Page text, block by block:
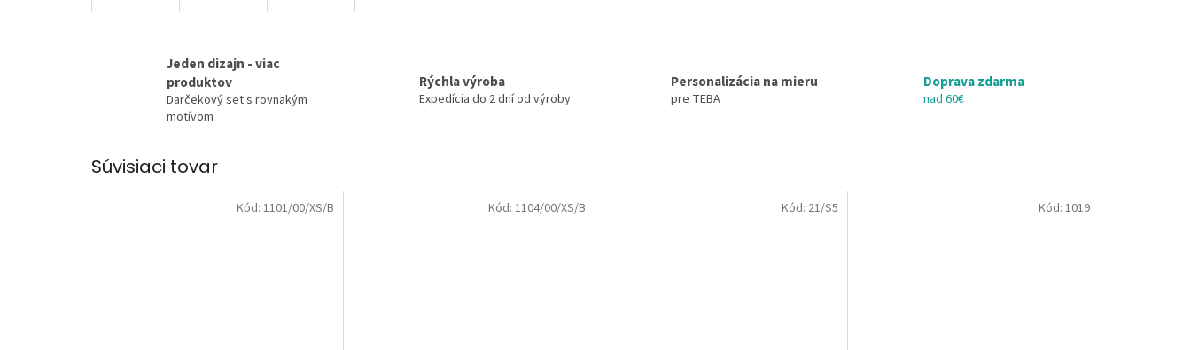
Jeden dizajn - viac
produktov
Darčekový set s rovnakým
motívom
Rýchla výroba
Expedícia do 2 dní od výroby
Personalizácia na mieru
pre TEBA
Doprava zdarma
nad 60€
Súvisiaci tovar
Kód: 1101/00/XS/B Kód: 1104/00/XS/B Kód: 21/S5 Kód: 1019